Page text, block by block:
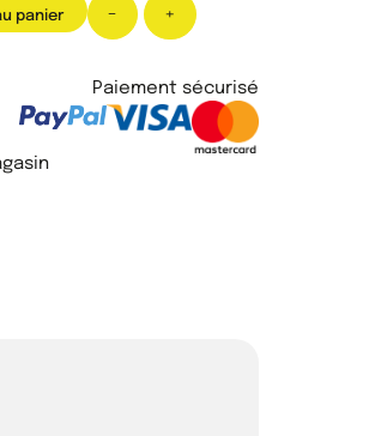
- +
panier
Paiement sécurisé